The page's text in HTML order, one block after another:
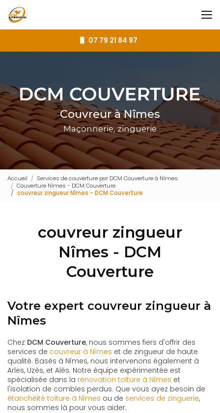
au
contenu
principal
07 79 21 84 97
Couvreur à Nîmes
Maçonnerie, zinguerie
Accueil
Services de couverture par DCM Couverture à Nîmes
Couverture Nîmes - DCM Couverture
couvreur zingueur Nîmes - DCM Couverture
couvreur zingueur
Nîmes - DCM
Couverture
Votre expert couvreur zingueur à
Nîmes
Chez DCM Couverture, nous sommes fiers d'offrir des
services de couvreur à Nîmes et de zingueur de haute
qualité. Basés à Nîmes, nous intervenons également à
Arles, Uzès, et Alès. Notre équipe expérimentée est
spécialisée dans la rénovation toiture à Nîmes et
l'isolation de combles perdus. Que vous ayez besoin de
étanchéité toiture à Nîmes ou de services de zinguerie,
nous sommes là pour vous aider.